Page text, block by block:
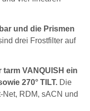
und die Prismen
drei Frostfilter auf
VANQUISH ein
270° TILT. Die
Net, RDM, sACN und